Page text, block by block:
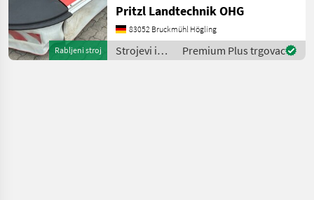
Rabljeni stroj
1000U/min. 4 Trommeln
Schnitthöhenverstellung 2
Federn für Entlastung
Gelenkwelle Prednja kos
Pritzl Landtechnik OHG
83052 Bruckmühl Högling
Strojevi i
oprema za
Premium Plus trgovac